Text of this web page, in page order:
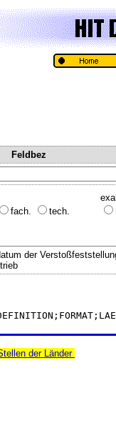
Feldbez
fach. tech.
der
der Länder